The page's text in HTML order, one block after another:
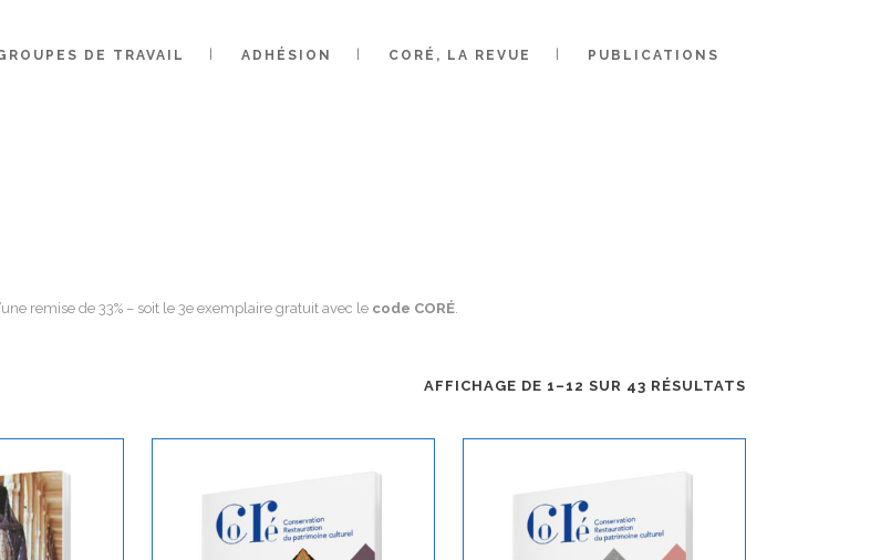
DE TRAVAIL ADHÉSION CORÉ, LA REVUE PUBLICATIONS
remise de 33% – soit le 3e exemplaire gratuit avec le code CORÉ.
AFFICHAGE DE 1–12 SUR 43 RÉSULTATS